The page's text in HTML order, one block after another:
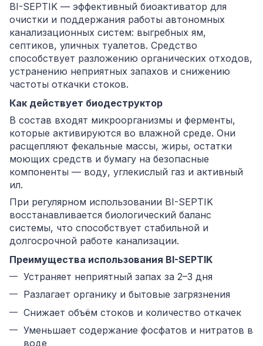
BI-SEPTIK — эффективный биоактиватор для
очистки и поддержания работы автономных
канализационных систем: выгребных ям,
септиков, уличных туалетов. Средство
способствует разложению органических отходов,
устранению неприятных запахов и снижению
частоты откачки стоков.
Как действует биодеструктор
В состав входят микроорганизмы и ферменты,
которые активируются во влажной среде. Они
расщепляют фекальные массы, жиры, остатки
моющих средств и бумагу на безопасные
компоненты — воду, углекислый газ и активный
ил.
При регулярном использовании BI-SEPTIK
восстанавливается биологический баланс
системы, что способствует стабильной и
долгосрочной работе канализации.
Преимущества использования BI-SEPTIK
Устраняет неприятный запах за 2–3 дня
Разлагает органику и бытовые загрязнения
Снижает объём стоков и количество откачек
Уменьшает содержание фосфатов и нитратов в
воде